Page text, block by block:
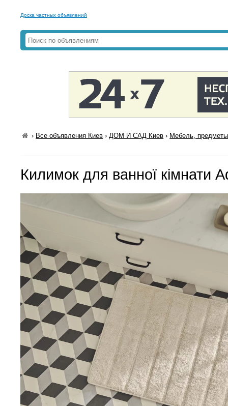
Доска частных объявлений
› Все объявления Киев ›ДОМ И САД Киев › Мебель,
Килимок для ванної кімнати